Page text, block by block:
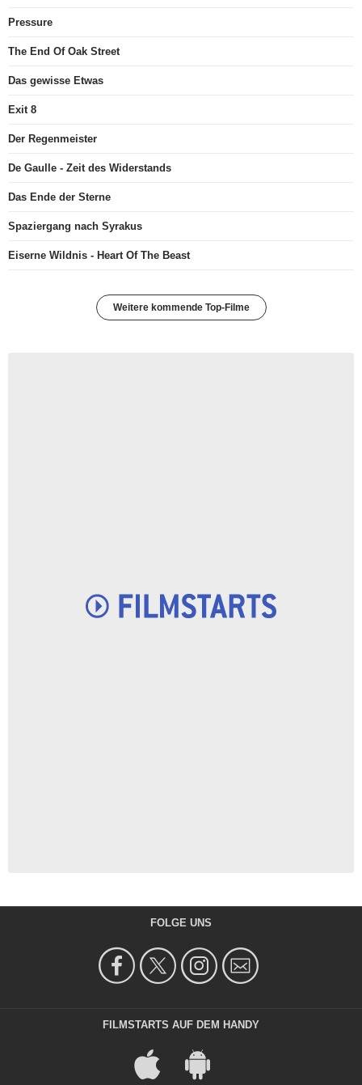
Pressure
The End Of Oak Street
Das gewisse Etwas
Exit 8
Der Regenmeister
De Gaulle - Zeit des Widerstands
Das Ende der Sterne
Spaziergang nach Syrakus
Eiserne Wildnis - Heart Of The Beast
Weitere kommende Top-Filme
FOLGE UNS
FILMSTARTS AUF DEM HANDY